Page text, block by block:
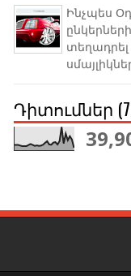
Ինչպես
Դիտումներ